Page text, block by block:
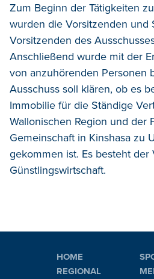
Zum Beginn der Tätigkeiten
wurden die Vorsitzenden und
Vorsitzenden des
Anschließend wurde mit der
von anzuhörenden Personen
Ausschuss soll klären, ob es
Immobilie für die Ständige
Wallonischen Region und der
Gemeinschaft in Kinshasa zu
gekommen ist. Es besteht der
Günstlingswirtschaft.
HOME
REGIONAL